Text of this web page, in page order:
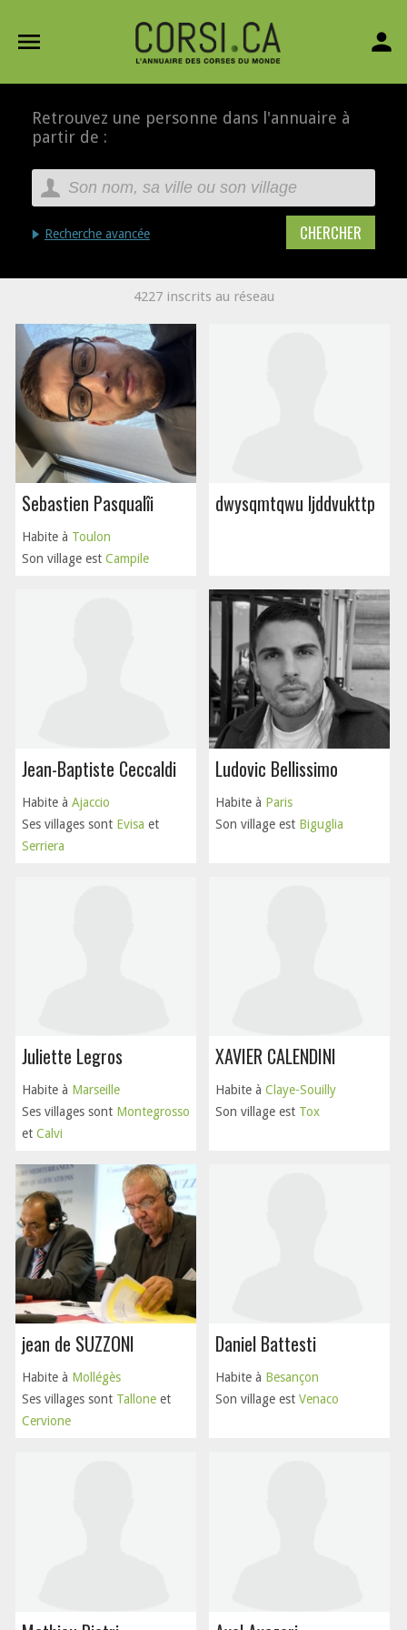
menu person
Retrouvez une personne dans l'annuaire à
partir de :
Recherche avancée
4227 inscrits au réseau
Sebastien Pasqualîi
Habite à Toulon
Son village est Campile
dwysqmtqwu ljddvukttp
Jean-Baptiste Ceccaldi
Habite à Ajaccio
Ses villages sont Evisa et
Serriera
Ludovic Bellissimo
Habite à Paris
Son village est Biguglia
Juliette Legros
Habite à Marseille
Ses villages sont Montegrosso
et Calvi
XAVIER CALENDINI
Habite à Claye-Souilly
Son village est Tox
jean de SUZZONI
Habite à Mollégès
Ses villages sont Tallone et
Cervione
Daniel Battesti
Habite à Besançon
Son village est Venaco